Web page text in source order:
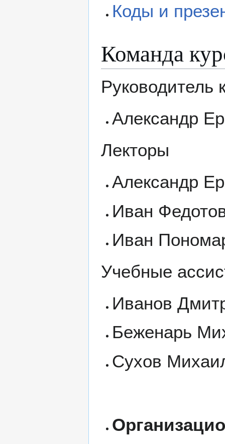
Коды и
Команда
Руководитель
Александр
Лекторы
Александр
Иван
Иван
Учебные
Иванов
Беженарь
Сухов